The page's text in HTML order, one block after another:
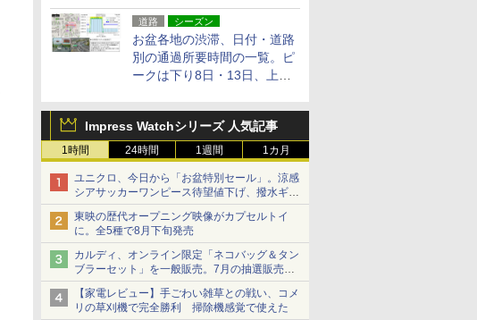
た20周年記念キャンペーン
道路 シーズン
お盆各地の渋滞、日付・道路
別の通過所要時間の一覧。ピ
ークは下り8日・13日、上り
Impress Watchシリーズ 人気記事
1時間 24時間 1週間 1カ月
ユニクロ、今日から「お盆特別セール」。涼感
シアサッカーワンピース待望値下げ、撥水ギア
ショーツは1990円に
東映の歴代オープニング映像がカプセルトイ
に。全5種で8月下旬発売
カルディ、オンライン限定「ネコバッグ＆タン
ブラーセット」を一般販売。7月の抽選販売の
当選無効分
【家電レビュー】手ごわい雑草との戦い、コメ
リの草刈機で完全勝利 掃除機感覚で使えた